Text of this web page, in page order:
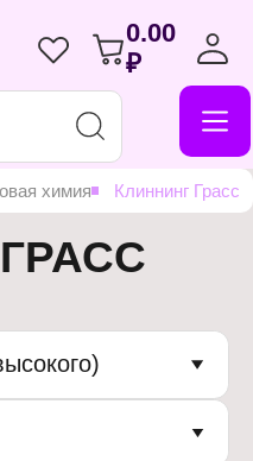
0.00
₽
химия Клиннинг Грасс